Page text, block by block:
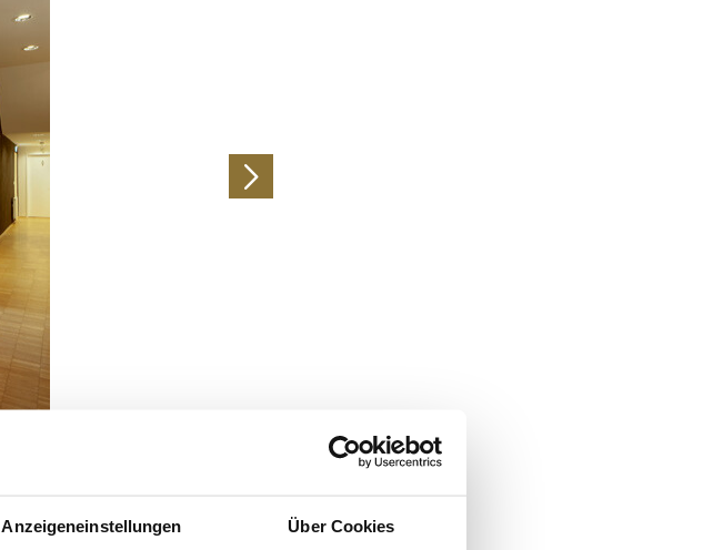
Anzeigeneinstellungen Über Cookies